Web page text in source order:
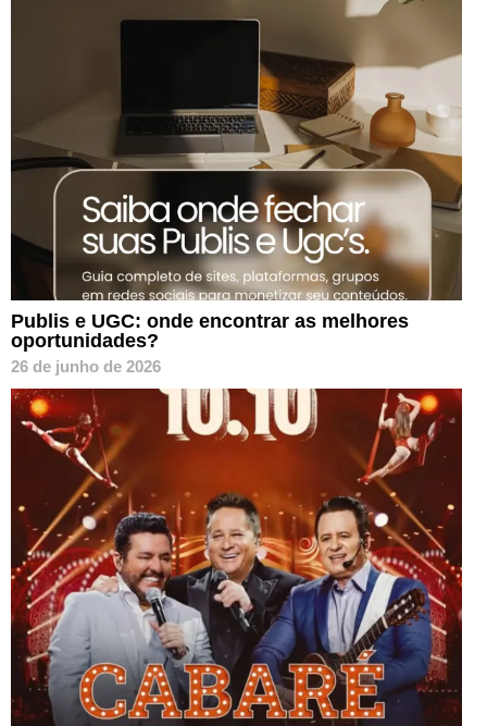
Publis e UGC: onde encontrar as melhores
oportunidades?
26 de junho de 2026